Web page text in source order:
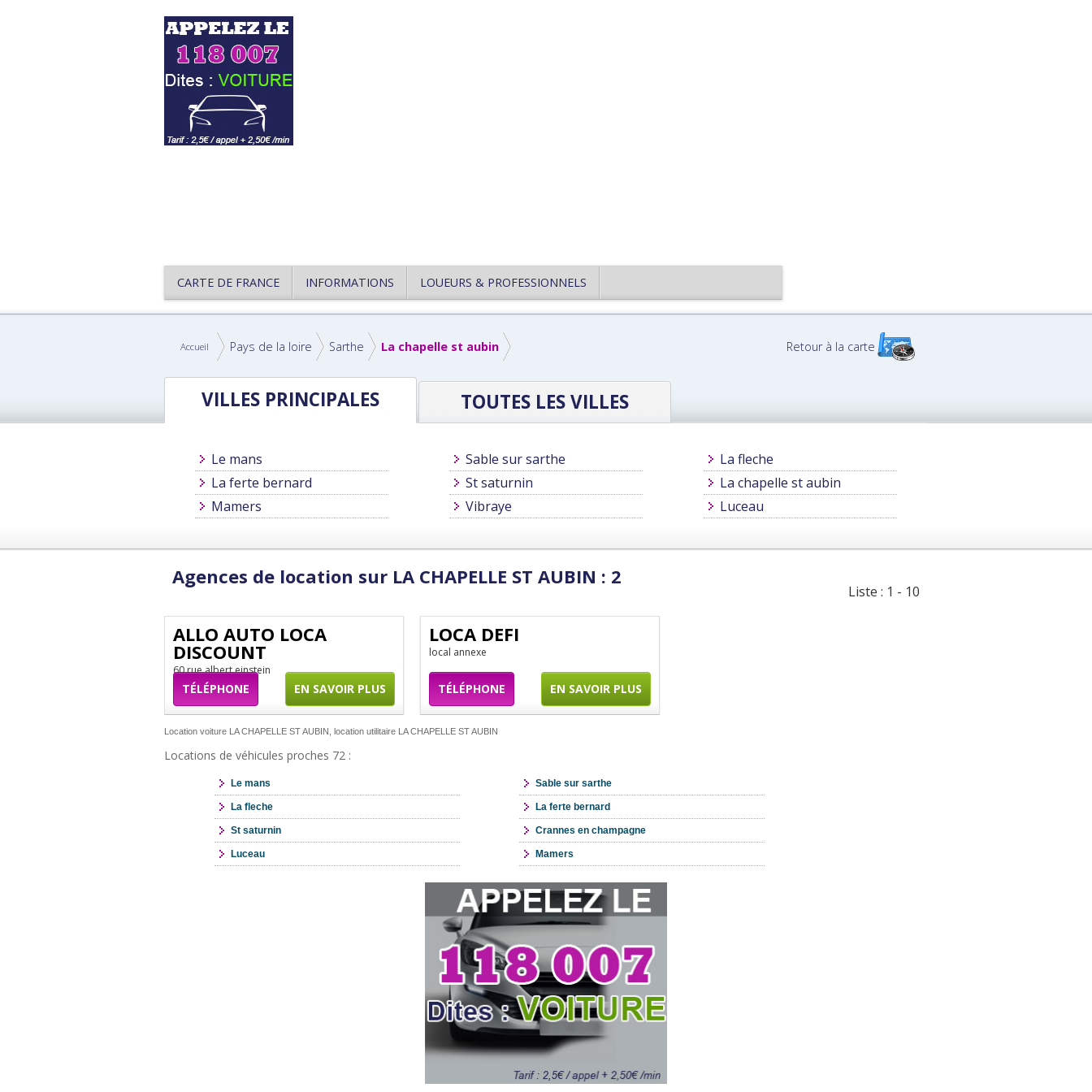
CARTE DE FRANCE INFORMATIONS LOUEURS & PROFESSIONNELS
Accueil Pays de la loire Sarthe La chapelle st aubin Retour à la carte
VILLES PRINCIPALES TOUTES LES VILLES
Le mans Sable sur sarthe
La fleche
La ferte bernard
St saturnin
La chapelle st aubin
Mamers
Vibraye Luceau
Agences de location sur LA CHAPELLE ST AUBIN : 2
Liste : 1 - 10
ALLO AUTO LOCA
DISCOUNT
60 rue albert einstein
TÉLÉPHONE EN SAVOIR PLUS
LOCA DEFI
local annexe
TÉLÉPHONE EN SAVOIR PLUS
Location voiture LA CHAPELLE ST AUBIN, location utilitaire LA CHAPELLE ST AUBIN
Locations de véhicules proches 72 :
Le mans Sable sur sarthe
La fleche La ferte bernard
St saturnin Crannes en champagne
Luceau Mamers